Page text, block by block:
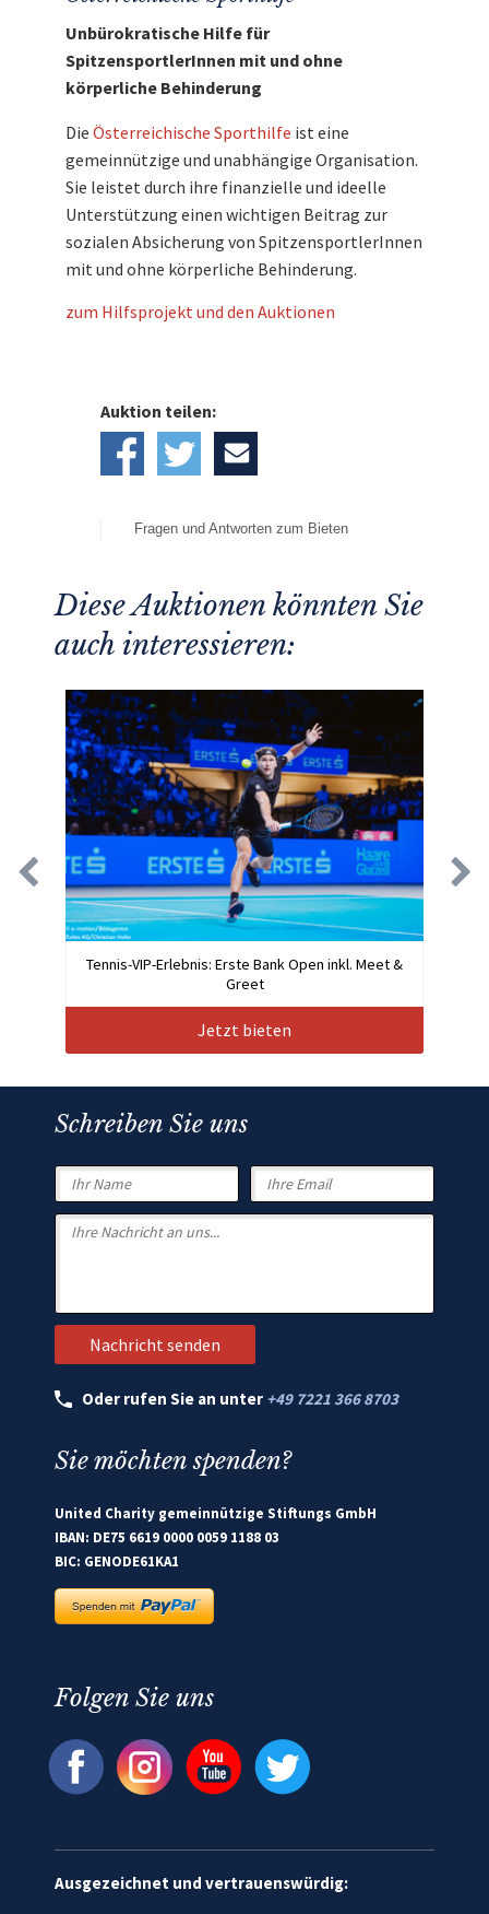
Unbürokratische Hilfe für
SpitzensportlerInnen mit und ohne
körperliche Behinderung
Die Österreichische Sporthilfe ist eine
gemeinnützige und unabhängige Organisation.
Sie leistet durch ihre finanzielle und ideelle
Unterstützung einen wichtigen Beitrag zur
sozialen Absicherung von SpitzensportlerInnen
mit und ohne körperliche Behinderung.
zum Hilfsprojekt und den Auktionen
Auktion teilen:
Fragen und Antworten zum Bieten
Diese Auktionen könnten Sie
auch interessieren:
Tennis-VIP-Erlebnis: Erste Bank Open inkl. Meet &
Greet
Jetzt bieten
Schreiben Sie uns
Oder rufen Sie an unter +49 7221 366 8703
Sie möchten spenden?
United Charity gemeinnützige Stiftungs GmbH
IBAN: DE75 6619 0000 0059 1188 03
BIC: GENODE61KA1
Folgen Sie uns
Ausgezeichnet und vertrauenswürdig: